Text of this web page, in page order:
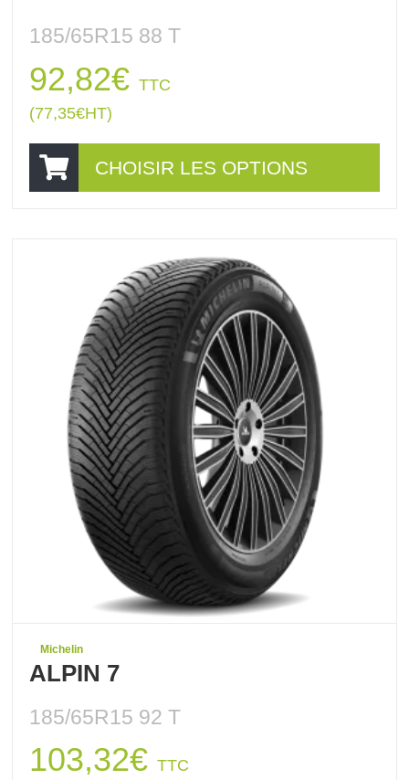
185/65R15 88 T
92,82€ TTC
(77,35€HT)
CHOISIR LES OPTIONS
Michelin
ALPIN 7
185/65R15 92 T
103,32€ TTC